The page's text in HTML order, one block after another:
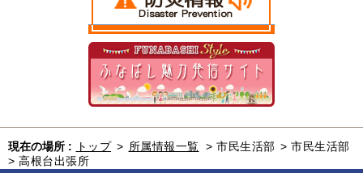
現在の場所 : トップ > 所属情報一覧 > 市民生活部 > 市民生活部
> 高根台出張所